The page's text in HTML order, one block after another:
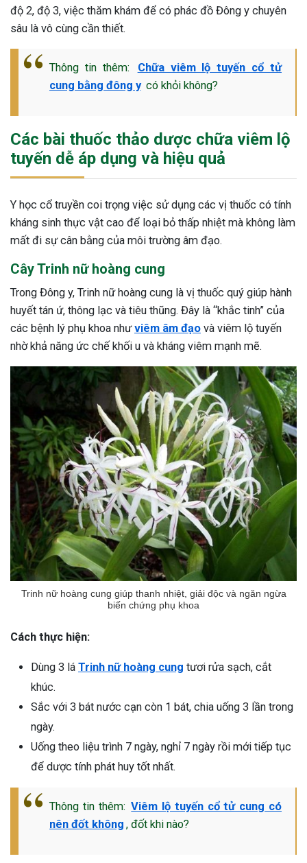
độ 2, độ 3, việc thăm khám để có phác đồ Đông y chuyên
sâu là vô cùng cần thiết.
Thông tin thêm:
Chữa viêm lộ tuyến cổ tử
cung bằng đông y có khỏi không?
Các bài thuốc thảo dược chữa viêm lộ
tuyến dễ áp dụng và hiệu quả
Y học cổ truyền coi trọng việc sử dụng các vị thuốc có tính
kháng sinh thực vật cao để loại bỏ thấp nhiệt mà không làm
mất đi sự cân bằng của môi trường âm đạo.
Cây Trinh nữ hoàng cung
Trong Đông y, Trinh nữ hoàng cung là vị thuốc quý giúp hành
huyết tán ứ, thông lạc và tiêu thũng. Đây là “khắc tinh” của
các bệnh lý phụ khoa nhưviêm âm đạo và viêm lộ tuyến
nhờ khả năng ức chế khối u và kháng viêm mạnh mẽ.
Trinh nữ hoàng cung giúp thanh nhiệt, giải độc và ngăn ngừa
biến chứng phụ khoa
Cách thực hiện:
Dùng 3 lá Trinh nữ hoàng cung tươi rửa sạch, cắt
khúc.
Sắc với 3 bát nước cạn còn 1 bát, chia uống 3 lần trong
ngày.
Uống theo liệu trình 7 ngày, nghỉ 7 ngày rồi mới tiếp tục
để dược tính phát huy tốt nhất.
Thông tin thêm: Viêm lộ tuyến cổ tử cung có
nên đốt không , đốt khi nào?